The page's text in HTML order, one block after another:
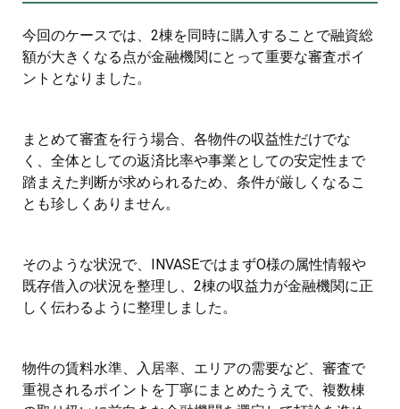
今回のケースでは、2棟を同時に購入することで融資総
額が大きくなる点が金融機関にとって重要な審査ポイ
ントとなりました。
まとめて審査を行う場合、各物件の収益性だけでな
く、全体としての返済比率や事業としての安定性まで
踏まえた判断が求められるため、条件が厳しくなるこ
とも珍しくありません。
そのような状況で、INVASEではまずO様の属性情報や
既存借入の状況を整理し、2棟の収益力が金融機関に正
しく伝わるように整理しました。
物件の賃料水準、入居率、エリアの需要など、審査で
重視されるポイントを丁寧にまとめたうえで、複数棟